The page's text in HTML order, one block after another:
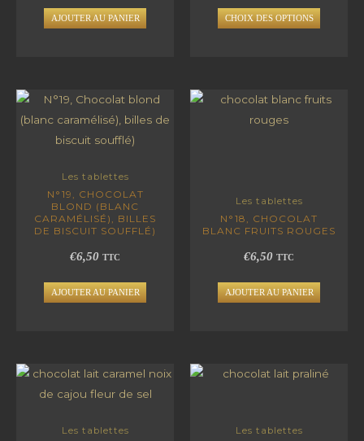
AJOUTER AU PANIER CHOIX DES OPTIONS
être
page
du
Les tablettes
N°19, CHOCOLAT
BLOND (BLANC
CARAMÉLISÉ), BILLES
DE BISCUIT SOUFFLÉ)
€6,50 TTC
AJOUTER AU PANIER
Les tablettes
N°18, CHOCOLAT
BLANC FRUITS ROUGES
€6,50 TTC
AJOUTER AU PANIER
Les tablettes Les tablettes